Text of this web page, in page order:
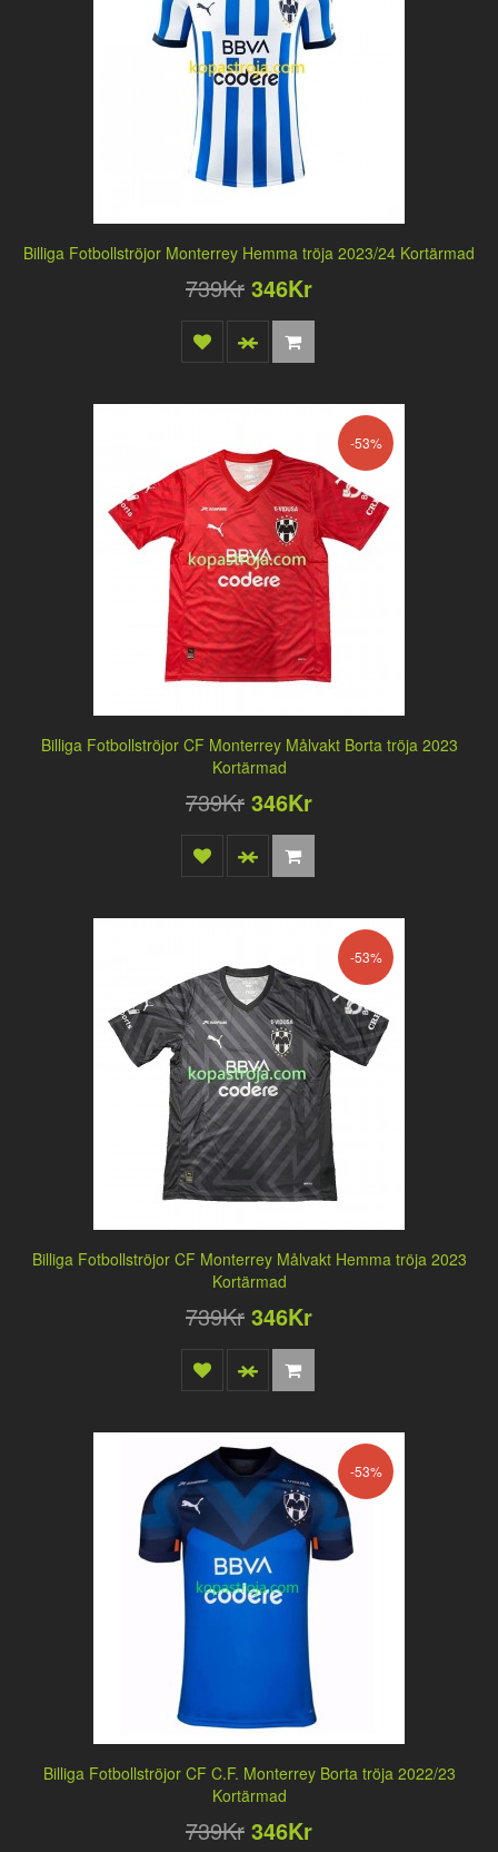
Billiga Fotbollströjor Monterrey Hemma tröja 2023/24 Kortärmad
739Kr 346Kr
-53%
Billiga Fotbollströjor CF Monterrey Målvakt Borta tröja 2023
Kortärmad
739Kr 346Kr
-53%
Billiga Fotbollströjor CF Monterrey Målvakt Hemma tröja 2023
Kortärmad
739Kr 346Kr
-53%
Billiga Fotbollströjor CF C.F. Monterrey Borta tröja 2022/23
Kortärmad
739Kr 346Kr